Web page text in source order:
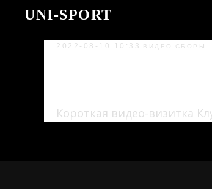
UNI-SPORT
2022-08-10 10:33 ВИДЕО СБОРЫ
Короткая видео-визитка